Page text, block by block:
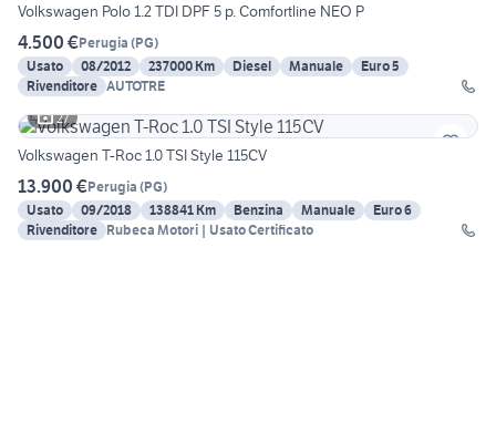
Volkswagen Polo 1.2 TDI DPF 5 p. Comfortline NEO P
4.500 €Perugia (PG)
Usato
08/2012 237000 Km Diesel Manuale
Euro 5
Rivenditore AUTOTRE
27
Volkswagen T-Roc 1.0 TSI Style 115CV
13.900 €Perugia (PG)
Usato
09/2018 138841 Km Benzina Manuale
Euro 6
Rivenditore Rubeca Motori | Usato Certificato